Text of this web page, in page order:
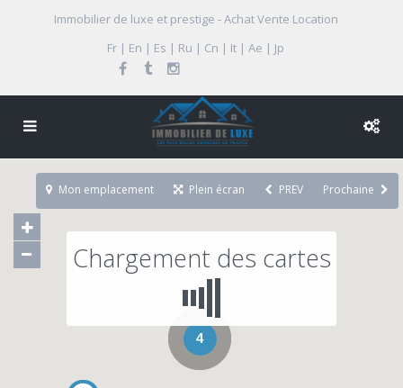
Immobilier de luxe et prestige - Achat Vente Location
Fr | En | Es | Ru | Cn | It | Ae | Jp
4
Chargement des cartes
Mon emplacement Plein écran PREV Prochaine